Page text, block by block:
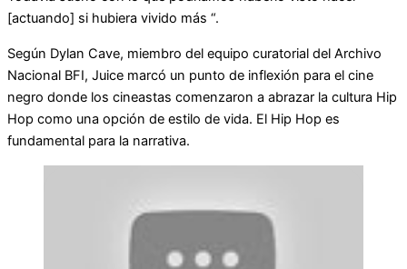
[actuando] si hubiera vivido más “.
Según Dylan Cave, miembro del equipo curatorial del Archivo
Nacional BFI, Juice marcó un punto de inflexión para el cine
negro donde los cineastas comenzaron a abrazar la cultura Hip
Hop como una opción de estilo de vida. El Hip Hop es
fundamental para la narrativa.